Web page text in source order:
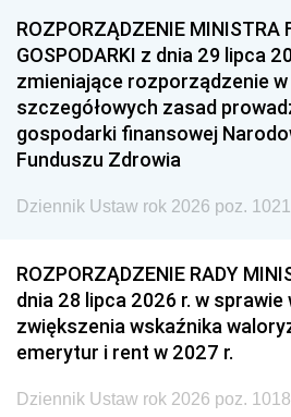
ROZPORZĄDZENIE MINISTRA
GOSPODARKI z dnia 29 lipca
zmieniające rozporządzenie
szczegółowych zasad
gospodarki finansowej
Funduszu Zdrowia
Dziennik Ustaw rok 2026 poz. 1021
ROZPORZĄDZENIE RADY
dnia 28 lipca 2026 r. w
zwiększenia wskaźnika
emerytur i rent w 2027 r.
Dziennik Ustaw rok 2026 poz. 1018